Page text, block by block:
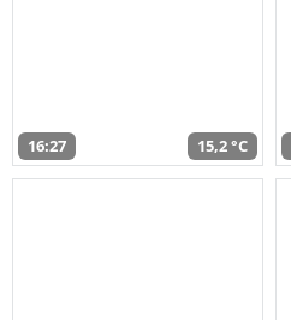
16:27 15,2 °C